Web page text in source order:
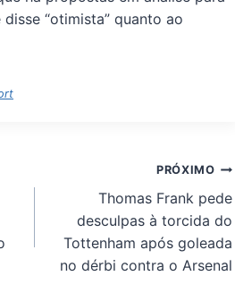
“otimista” quanto ao
PRÓXIMO
Thomas Frank pede
desculpas à torcida do
Tottenham após goleada
no dérbi contra o Arsenal